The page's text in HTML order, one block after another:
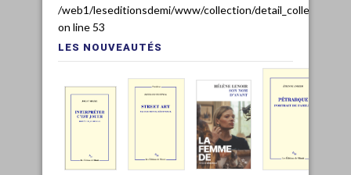
/web1/leseditionsdemi/www/collection/
on line 53
LES NOUVEAUTÉS